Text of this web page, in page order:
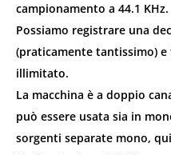
campionamento a 44.1 KHz.
Possiamo registrare una
(praticamente tantissimo) e
illimitato.
La macchina è a doppio
può essere usata sia in
sorgenti separate mono,